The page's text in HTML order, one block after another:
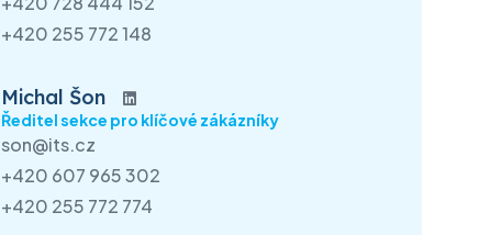
+420 255 772 148
Michal Šon
Ředitel sekce pro klíčové zákázníky
son@its.cz
+420 607 965 302
+420 255 772 774